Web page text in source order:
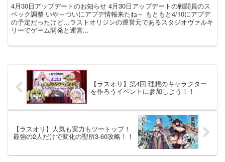
4月30日アップデートのお知らせ 4月30日アップデートの戦闘員のス
ペック調整 いや～ついにアプデ情報来たね～ もともと4/10にアプデ
の予定だったけど…ラストオリジンの運営元であるスタジオヴァルキ
リーでゲーム開発と運営...
【ラスオリ】第4回 理想のキャラクター
を作ろうイベントに参加しよう！！
【ラスオリ】人気も実力もツートップ！
最強の2人だけで変化の聖所3-60攻略！！